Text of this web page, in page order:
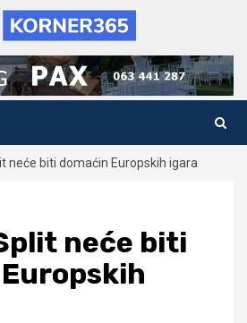
neće biti domaćin Europskih igara
neće biti